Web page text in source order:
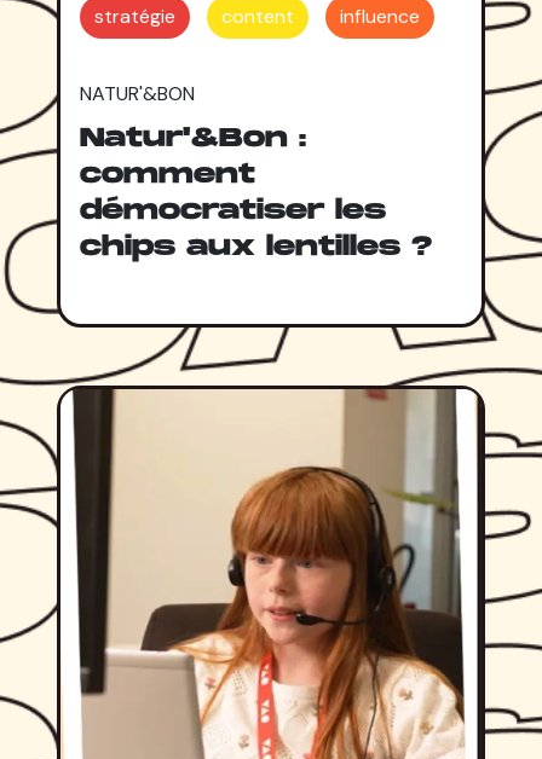
stratégie content influence
NATUR'&BON
Natur'&Bon :
comment
démocratiser les
chips aux lentilles ?